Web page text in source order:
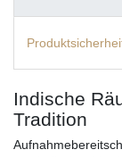
Indische
Tradition